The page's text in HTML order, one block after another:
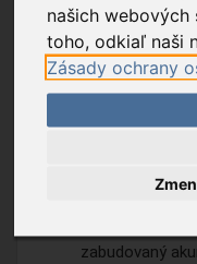
našich webových
toho, odkiaľ naši
Zásady ochrany
Popis tovaru
optický senzor
zabudovaný